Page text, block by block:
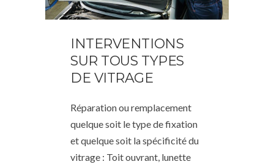
INTERVENTIONS
SUR TOUS TYPES
DE VITRAGE
Réparation ou remplacement
quelque soit le type de fixation
et quelque soit la spécificité du
vitrage : Toit ouvrant, lunette